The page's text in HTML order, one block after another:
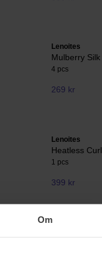
Om
Lenoites
Mulberry
4 pcs
269 kr
Lenoites
Heatless
1 pcs
399 kr
Heatless